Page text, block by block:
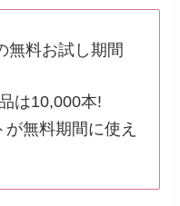
無料お試し期間
は10,000本!
無料期間に使え